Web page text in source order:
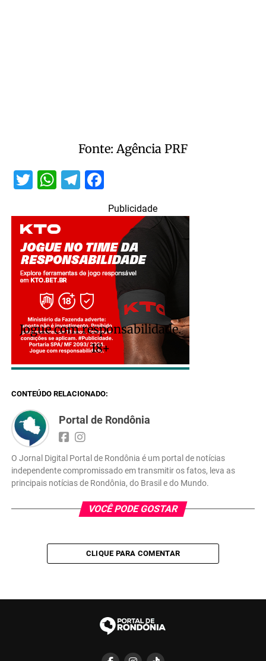
Fonte: Agência PRF
Twitter
WhatsApp
Telegram
Facebook
Publicidade
Jogue com responsabilidade.
18+
CONTEÚDO RELACIONADO:
Portal de Rondônia
O Jornal Digital Portal de Rondônia é um portal de notícias
independente compromissado em transmitir os fatos, leva as
principais notícias de Rondônia, do Brasil e do Mundo.
VOCÊ PODE GOSTAR
CLIQUE PARA COMENTAR